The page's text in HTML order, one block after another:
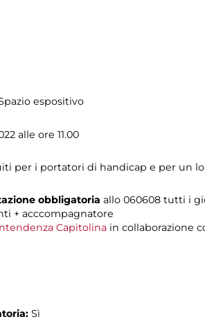
espositivo
alle ore 11.00
per i portatori di handicap e per un
obbligatoria allo 060608 tutti i
+ acccompagnatore
Capitolina in collaborazione
Sì